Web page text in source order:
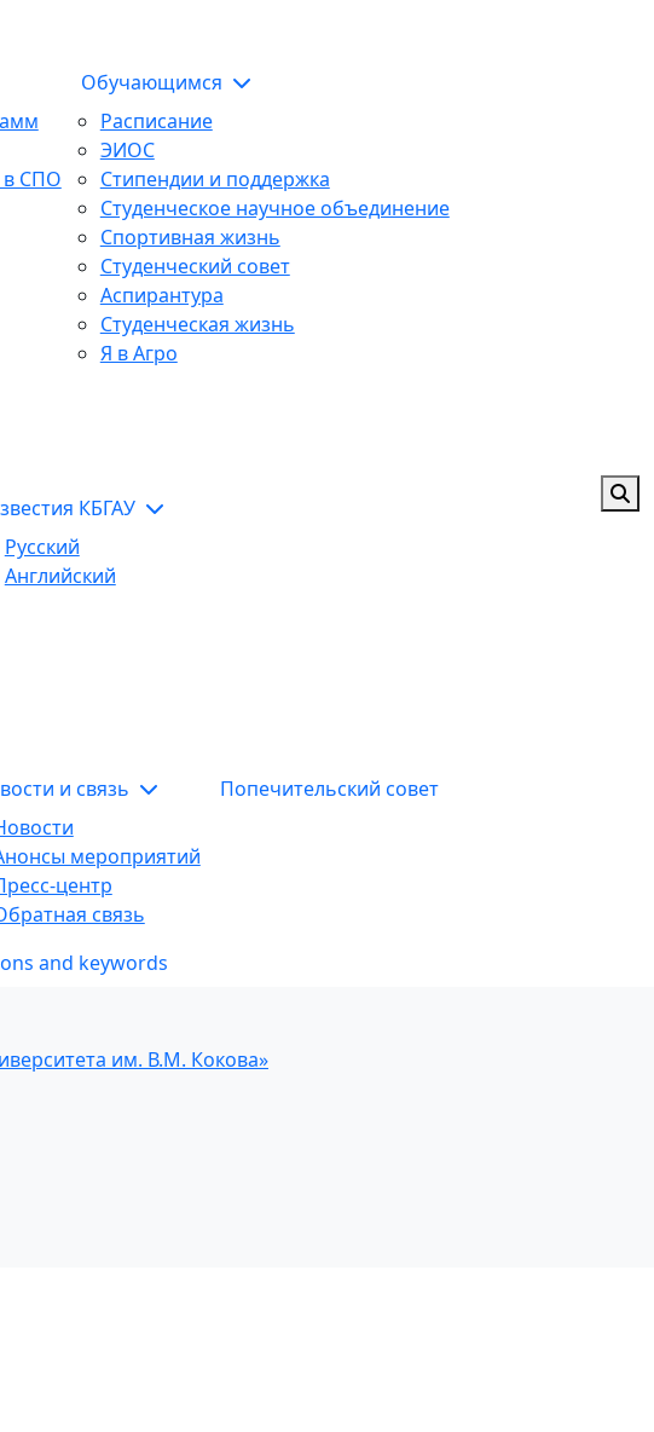
в СПО
Обучающимся
Расписание
ЭИОС
Стипендии и поддержка
Студенческое научное объединение
Спортивная жизнь
Студенческий совет
Аспирантура
Студенческая жизнь
Я в Агро
КБГАУ
Русский
Английский
и связь
мероприятий
центр
связь
Попечительский совет
and keywords
им. В.М. Кокова»